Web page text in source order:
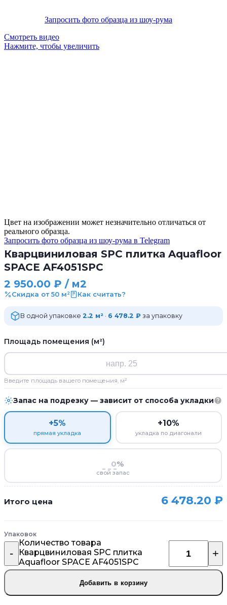
Запросить фото образца из шоу-рума
Смотреть видео
Нажмите, чтобы увеличить
Цвет на изображении может незначительно отличаться от
реального образца.
Запросить фото образца из шоу-рума в Telegram
Кварцвиниловая SPC плитка Aquafloor
SPACE AF4051SPC
2 950.00 ₽ / м2
Скидка от 50 м² Как считать?
В одной упаковке 2.2 м² · 6 478.2 ₽ за упаковку
Площадь помещения (м²)
Введите площадь вашего помещения, м²
Запас на подрезку — зависит от способа укладки
+5%
прямая укладка
+10%
укладка по диагонали
%
свой запас
Итого цена 6 478.20 ₽
Упаковок
Количество товара
Кварцвиниловая SPC плитка
Aquafloor SPACE AF4051SPC
Добавить в корзину